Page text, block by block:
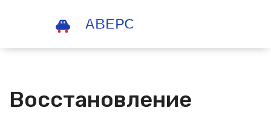
Восстановление